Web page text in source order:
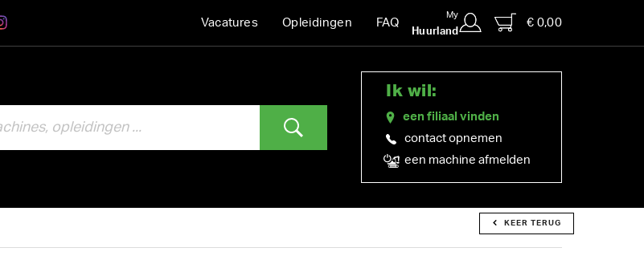
Vacatures Opleidingen FAQ
My
Huurland
€ 0,00
Ik wil:
een filiaal vinden
contact opnemen
een machine afmelden
KEER TERUG